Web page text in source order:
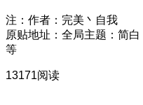
注：作者：完美丶自我
原贴地址：全局主题：简
等
13171阅读